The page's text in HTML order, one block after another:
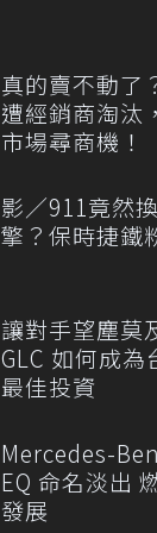
真的賣不動
遭經銷商淘汰
市場尋商機！
影／911竟然
擎？保時捷鐵
讓對手望塵莫
GLC 如何成為
最佳投資
Mercedes-
EQ 命名淡出
發展